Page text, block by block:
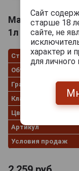
Martini Extra
1л
Страна
Объём
Градус
Классификация
Цвет/содержание
Артикул
Условия продаж
Сайт
старше 18
сайте, не
характер и
для личного